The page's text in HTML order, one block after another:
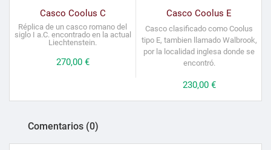
Casco Coolus C
Réplica de un casco romano del
siglo I a.C. encontrado en la actual
Liechtenstein.
Precio
270,00 €
Casco Coolus E
Casco clasificado como Coolus
tipo E, tambien llamado Walbrook,
por la localidad inglesa donde se
encontró.
Precio
230,00 €
Comentarios (0)